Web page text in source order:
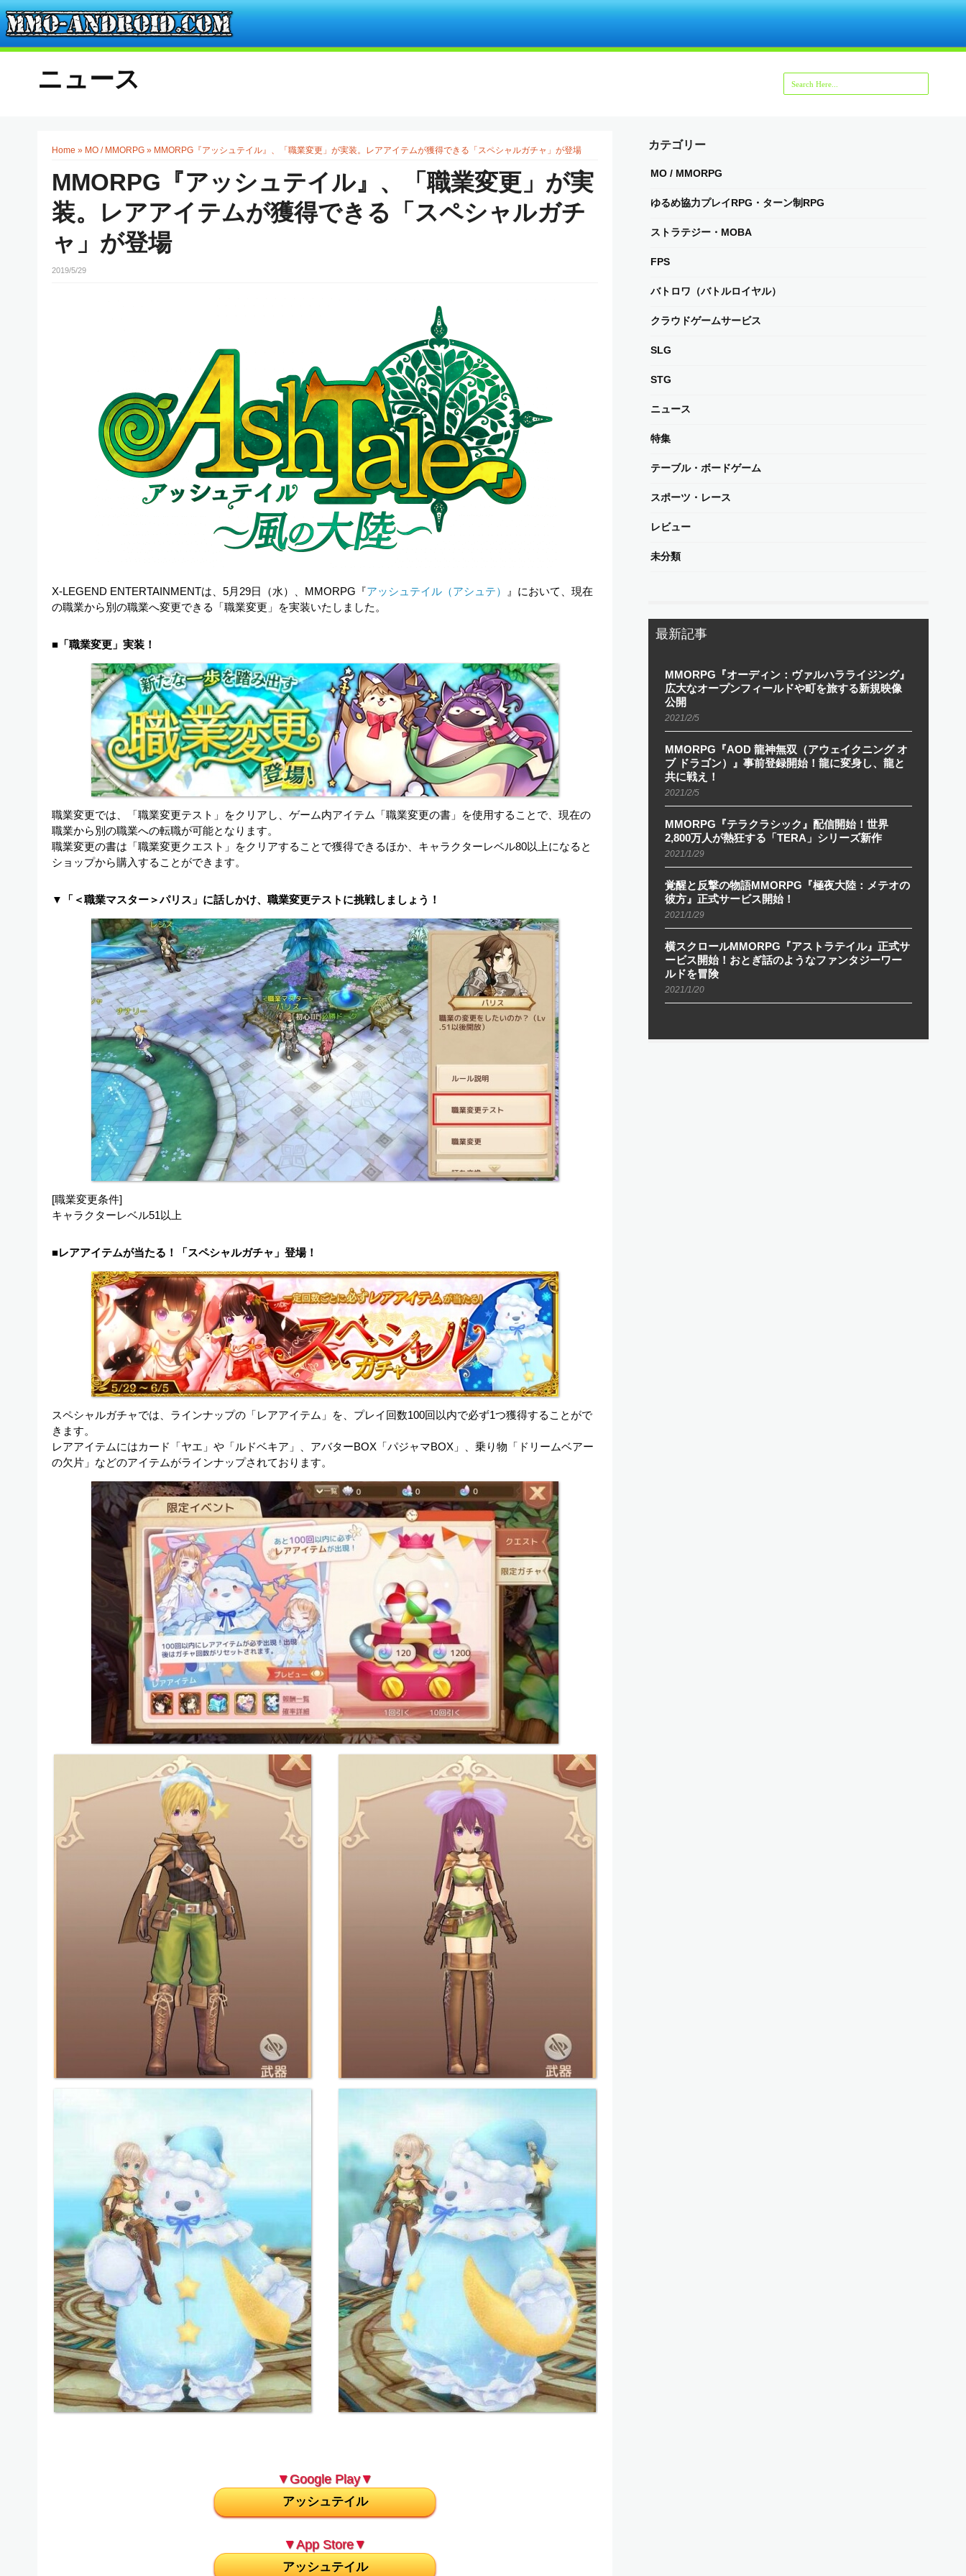
ニュース
Home » MO / MMORPG » MMORPG『アッシュテイル』、「職業変更」が実装。レアアイテムが獲得できる「スペシャルガチャ」が登場
MMORPG『アッシュテイル』、「職業変更」が実
装。レアアイテムが獲得できる「スペシャルガチ
ャ」が登場
2019/5/29
X-LEGEND ENTERTAINMENTは、5月29日（水）、MMORPG『アッシュテイル（アシュテ）
』において、現在
の職業から別の職業へ変更できる「職業変更」を実装いたしました。
■「職業変更」実装！
職業変更では、「職業変更テスト」をクリアし、ゲーム内アイテム「職業変更の書」を使用することで、現在の
職業から別の職業への転職が可能となります。
職業変更の書は「職業変更クエスト」をクリアすることで獲得できるほか、キャラクターレベル80以上になると
ショップから購入することができます。
▼「＜職業マスター＞パリス」に話しかけ、職業変更テストに挑戦しましょう！
[職業変更条件]
キャラクターレベル51以上
■レアアイテムが当たる！「スペシャルガチャ」登場！
スペシャルガチャでは、ラインナップの「レアアイテム」を、プレイ回数100回以内で必ず1つ獲得することがで
きます。
レアアイテムにはカード「ヤエ」や「ルドベキア」、アバターBOX「パジャマBOX」、乗り物「ドリームベアー
の欠片」などのアイテムがラインナップされております。
▼Google Play▼
アッシュテイル
▼App Store▼
アッシュテイル
カテゴリー
MO / MMORPG
ゆるめ協力プレイRPG・ターン制RPG
ストラテジー・MOBA
FPS
バトロワ（バトルロイヤル）
クラウドゲームサービス
SLG
STG
ニュース
特集
テーブル・ボードゲーム
スポーツ・レース
レビュー
未分類
最新記事
MMORPG『オーディン：ヴァルハラライジング』
広大なオープンフィールドや町を旅する新規映像
公開
2021/2/5
MMORPG『AOD 龍神無双（アウェイクニング オ
ブ ドラゴン）』事前登録開始！龍に変身し、龍と
共に戦え！
2021/2/5
MMORPG『テラクラシック』配信開始！世界
2,800万人が熱狂する「TERA」シリーズ新作
2021/1/29
覚醒と反撃の物語MMORPG『極夜大陸：メテオの
彼方』正式サービス開始！
2021/1/29
横スクロールMMORPG『アストラテイル』正式サ
ービス開始！おとぎ話のようなファンタジーワー
ルドを冒険
2021/1/20